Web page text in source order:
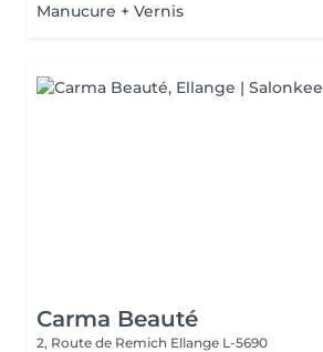
Manucure + Vernis
Carma Beauté
2, Route de Remich Ellange L-5690